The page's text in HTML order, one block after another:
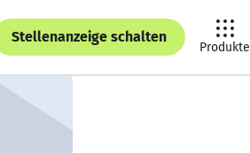
Stellenanzeige schalten
Produkte